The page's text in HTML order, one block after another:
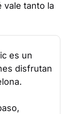
vale tanto la
es un
disfrutan